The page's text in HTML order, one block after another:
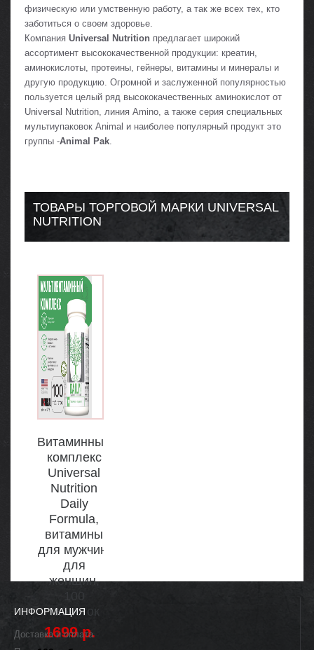
физическую или умственную работу, а так же всех тех, кто
заботиться о своем здоровье.
Компания Universal Nutrition предлагает широкий
ассортимент высококачественной продукции: креатин,
аминокислоты, протеины, гейнеры, витамины и минералы и
другую продукцию. Огромной и заслуженной популярностью
пользуется целый ряд высококачественных аминокислот от
Universal Nutrition, линия Amino, а также серия специальных
мультиупаковок Animal и наиболее популярный продукт это
группы -Animal Pak
ТОВАРЫ ТОРГОВОЙ МАРКИ UNIVERSAL
NUTRITION
Витаминный
комплекс
Universal
Nutrition
Daily
Formula,
витамины
для мужчин,
для
женщин,
100
таблеток
1699 р.
ИНФОРМАЦИЯ
Доставка и оплата